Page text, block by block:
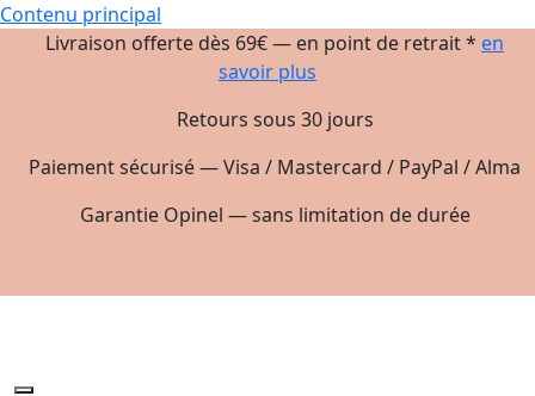
Contenu principal
Livraison offerte dès 69€ — en point de retrait * en
savoir plus
Retours sous 30 jours
Paiement sécurisé — Visa / Mastercard / PayPal / Alma
Garantie Opinel — sans limitation de durée